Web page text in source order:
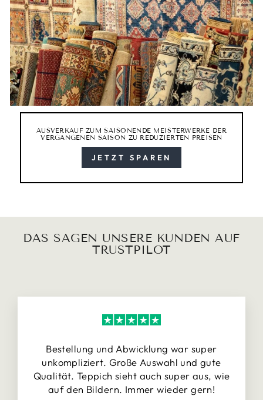
AUSVERKAUF ZUM SAISONENDE MEISTERWERKE DER
VERGANGENEN SAISON ZU REDUZIERTEN PREISEN
JETZT SPAREN
DAS SAGEN UNSERE KUNDEN AUF
TRUSTPILOT
Bestellung und Abwicklung war super
unkompliziert. Große Auswahl und gute
Qualität. Teppich sieht auch super aus, wie
auf den Bildern. Immer wieder gern!